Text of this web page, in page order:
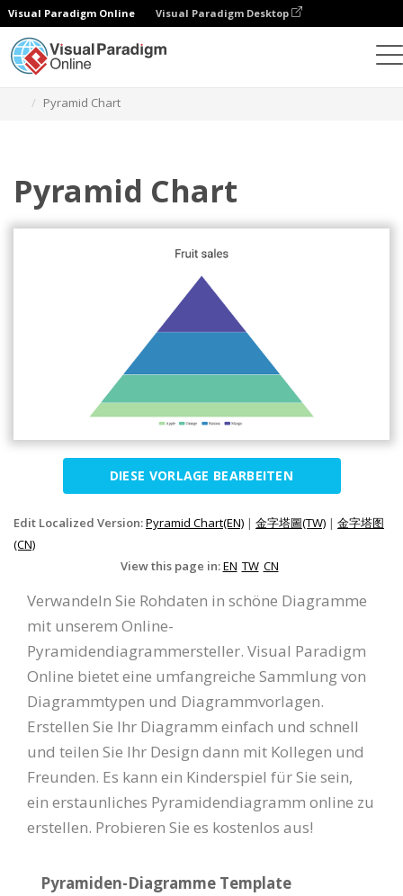
Visual Paradigm Online Visual Paradigm Desktop
Pyramid Chart
Pyramid Chart
DIESE VORLAGE BEARBEITEN
Edit Localized Version:Pyramid Chart(EN) | 金字塔圖(TW) | 金字塔图
(CN)
View this page in:EN TW CN
Verwandeln Sie Rohdaten in schöne Diagramme
mit unserem Online-
Pyramidendiagrammersteller. Visual Paradigm
Online bietet eine umfangreiche Sammlung von
Diagrammtypen und Diagrammvorlagen.
Erstellen Sie Ihr Diagramm einfach und schnell
und teilen Sie Ihr Design dann mit Kollegen und
Freunden. Es kann ein Kinderspiel für Sie sein,
ein erstaunliches Pyramidendiagramm online zu
erstellen. Probieren Sie es kostenlos aus!
Pyramiden-Diagramme Template